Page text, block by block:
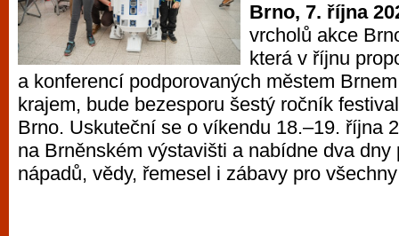
Brno, 7. října
vrcholů akce
která v říjnu
a konferencí podporovaných městem
krajem, bude bezesporu šestý ročník
Brno. Uskuteční se o víkendu 18.–19. října
na Brněnském výstavišti a nabídne dva dny
nápadů, vědy, řemesel i zábavy pro